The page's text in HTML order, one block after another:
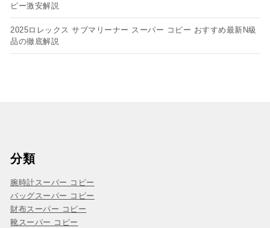
ピー​激安解説
2025ロレックス サブマリーナー スーパー コピー おすすめ最新N級
品の徹底解説
分類
腕時計スーパー コピー
バッグスーパー コピー
財布スーパー コピー
靴スーパー コピー